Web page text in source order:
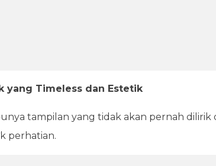
yang Timeless dan Estetik
tampilan yang tidak akan pernah dilirik
perhatian.